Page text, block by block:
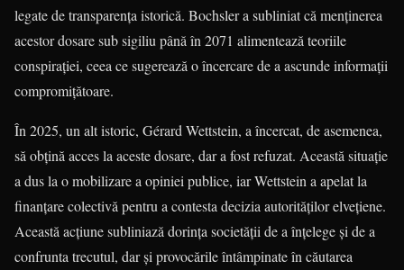
legate de transparența istorică. Bochsler a subliniat că menținerea
acestor dosare sub sigiliu până în 2071 alimentează teoriile
conspirației, ceea ce sugerează o încercare de a ascunde informații
compromițătoare.
În 2025, un alt istoric, Gérard Wettstein, a încercat, de asemenea,
să obțină acces la aceste dosare, dar a fost refuzat. Această situație
a dus la o mobilizare a opiniei publice, iar Wettstein a apelat la
finanțare colectivă pentru a contesta decizia autorităților elvețiene.
Această acțiune subliniază dorința societății de a înțelege și de a
confrunta trecutul, dar și provocările întâmpinate în căutarea